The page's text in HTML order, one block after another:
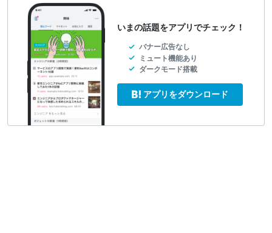
いまの話題をアプリでチェック！
バナー広告なし
ミュート機能あり
ダークモード搭載
アプリをダウンロード